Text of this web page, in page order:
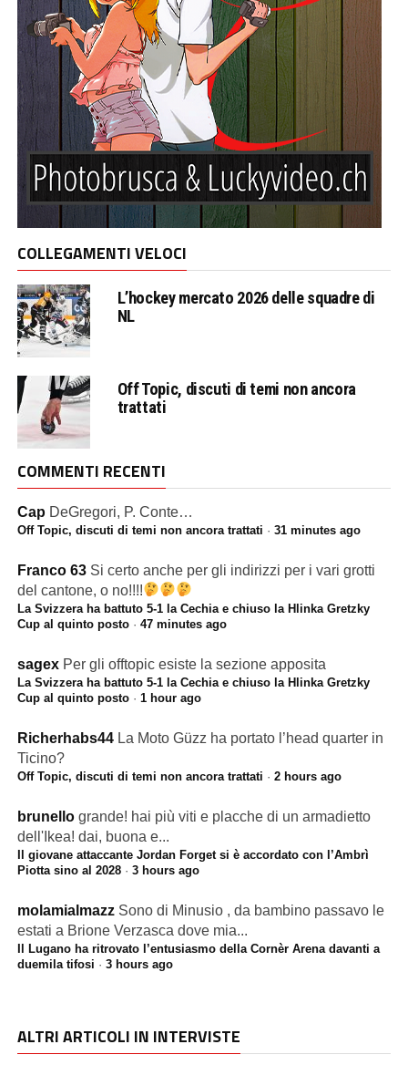
COLLEGAMENTI VELOCI
L’hockey mercato 2026 delle squadre di
NL
Off Topic, discuti di temi non ancora
trattati
COMMENTI RECENTI
Cap DeGregori, P. Conte…
Off Topic, discuti di temi non ancora trattati · 31 minutes ago
Franco 63 Si certo anche per gli indirizzi per i vari grotti
del cantone, o no!!!!
La Svizzera ha battuto 5-1 la Cechia e chiuso la Hlinka Gretzky
Cup al quinto posto· 47 minutes ago
sagex Per gli offtopic esiste la sezione apposita
La Svizzera ha battuto 5-1 la Cechia e chiuso la Hlinka Gretzky
Cup al quinto posto· 1 hour ago
Richerhabs44 La Moto Güzz ha portato l’head quarter in
Ticino?
Off Topic, discuti di temi non ancora trattati · 2 hours ago
brunello grande! hai più viti e placche di un armadietto
dell'Ikea! dai, buona e...
Il giovane attaccante Jordan Forget si è accordato con l’Ambrì
Piotta sino al 2028· 3 hours ago
molamialmazz Sono di Minusio , da bambino passavo le
estati a Brione Verzasca dove mia...
Il Lugano ha ritrovato l’entusiasmo della Cornèr Arena davanti a
duemila tifosi · 3 hours ago
ALTRI ARTICOLI IN INTERVISTE